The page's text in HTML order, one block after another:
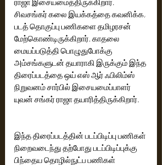
சிவசங்கர் கலை இயக்கத்தை கவனிக்க,
படத் தொகுப்பு பணிகளை தமிழரசன்
மேற்கொண்டிருக்கிறார். காதலை
மையப்படுத்தி பொழுதுபோக்கு
அம்சங்களுடன் தயாராகி இருக்கும் இந்த
திரைப்படத்தை ஒய் எஸ் ஆர் ஃபிலிம்ஸ்
நிறுவனம் சார்பில் இசையமைப்பாளர்
யுவன் சங்கர் ராஜா தயாரித்திருக்கிறார்.
இந்த திரைப்படத்தின் படப்பிடிப்பு பணிகள்
நிறைவடைந்து தற்போது படப்பிடிப்புக்கு
பிந்தைய தொழில்நுட்ப பணிகள்